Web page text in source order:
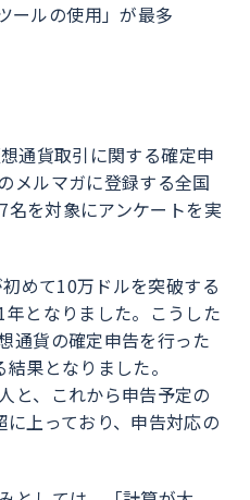
ールの使用」が最多
通貨取引に関する確定申
メルマガに登録する全国
を対象にアンケートを実
めて10万ドルを突破する
となりました。こうした
通貨の確定申告を行った
果となりました。
と、これから申告予定の
上っており、申告対応の